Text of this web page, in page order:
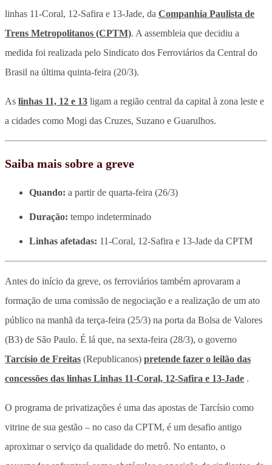
linhas 11-Coral, 12-Safira e 13-Jade, da Companhia Paulista de
Trens Metropolitanos (CPTM). A assembleia que decidiu a
medida foi realizada pelo Sindicato dos Ferroviários da Central do
Brasil na última quinta-feira (20/3).
As linhas 11, 12 e 13 ligam a região central da capital à zona leste e
a cidades como Mogi das Cruzes, Suzano e Guarulhos.
Saiba mais sobre a greve
Quando: a partir de quarta-feira (26/3)
Duração: tempo indeterminado
Linhas afetadas: 11-Coral, 12-Safira e 13-Jade da CPTM
Antes do início da greve, os ferroviários também aprovaram a
formação de uma comissão de negociação e a realização de um ato
público na manhã da terça-feira (25/3) na porta da Bolsa de Valores
(B3) de São Paulo. É lá que, na sexta-feira (28/3), o governo
Tarcísio de Freitas (Republicanos) pretende fazer o leilão das
concessões das linhas Linhas 11-Coral, 12-Safira e 13-Jade .
O programa de privatizações é uma das apostas de Tarcísio como
vitrine de sua gestão – no caso da CPTM, é um desafio antigo
aproximar o serviço da qualidade do metrô. No entanto, o